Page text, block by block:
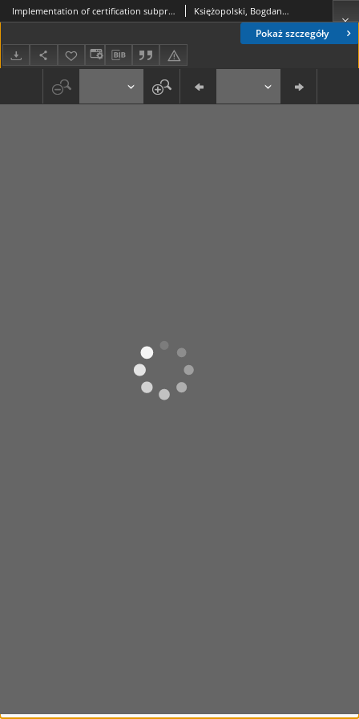
Pokaż szczegóły
Implementation of certification subprotocol for electronic auction Księżopolski, Bogdan; Dziurda, Adam